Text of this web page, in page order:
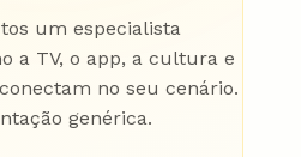
um especialista
a TV, o app, a cultura e
no seu cenário.
genérica.